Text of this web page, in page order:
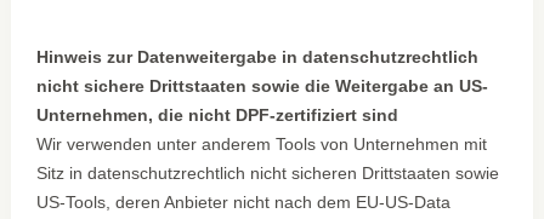
Hinweis zur Datenweitergabe in datenschutzrechtlich
nicht sichere Drittstaaten sowie die Weitergabe an US-
Unternehmen, die nicht DPF-zertifiziert sind
Wir verwenden unter anderem Tools von Unternehmen mit
Sitz in datenschutzrechtlich nicht sicheren Drittstaaten sowie
US-Tools, deren Anbieter nicht nach dem EU-US-Data